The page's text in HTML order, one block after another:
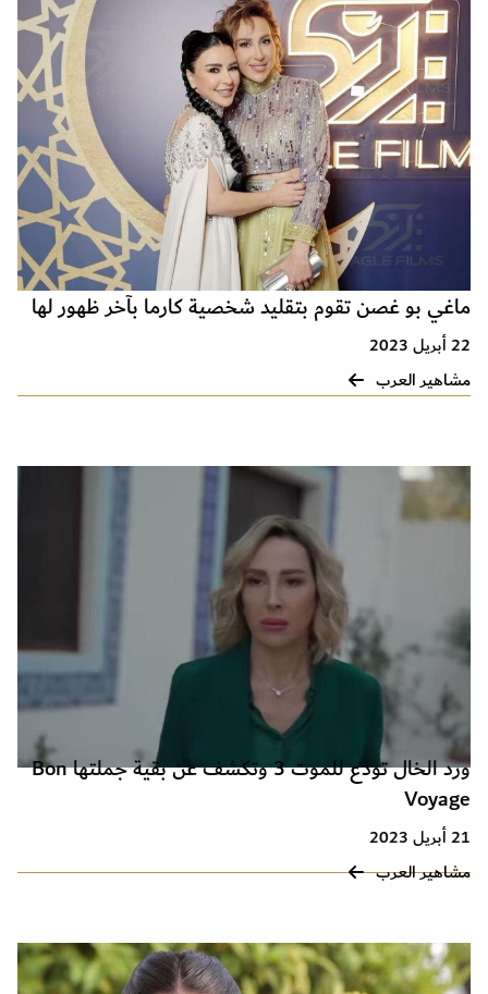
ماغي بو غصن تقوم بتقليد شخصية كارما بآخر ظهور لها
22 أبريل 2023
مشاهير العرب
ورد الخال تودع للموت 3 وتكشف عن بقية جملتها Bon
Voyage
21 أبريل 2023
مشاهير العرب